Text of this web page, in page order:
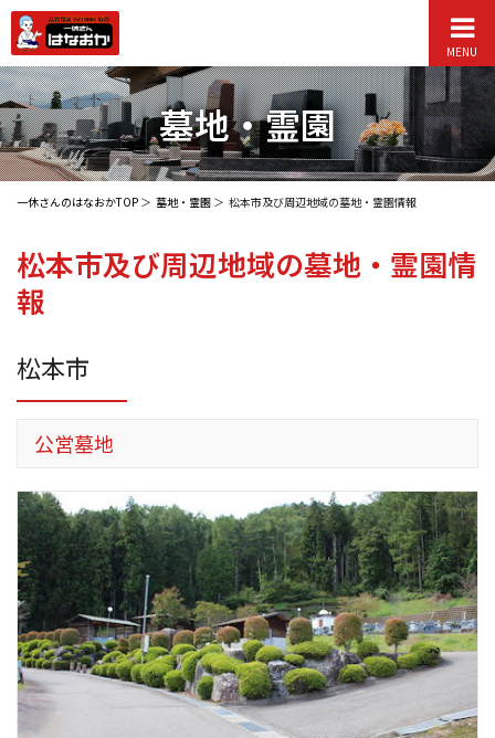
MENU
墓地・霊園
一休さんのはなおかTOP 墓地・霊園 松本市及び周辺地域の墓地・霊園情報
松本市及び周辺地域の墓地・霊園情
報
松本市
公営墓地